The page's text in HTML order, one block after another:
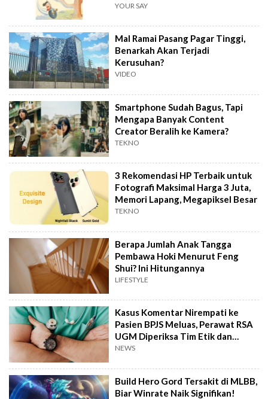
YOUR SAY
Mal Ramai Pasang Pagar Tinggi,
Benarkah Akan Terjadi
Kerusuhan?
VIDEO
Smartphone Sudah Bagus, Tapi
Mengapa Banyak Content
Creator Beralih ke Kamera?
TEKNO
3 Rekomendasi HP Terbaik untuk
Fotografi Maksimal Harga 3 Juta,
Memori Lapang, Megapiksel Besar
TEKNO
Berapa Jumlah Anak Tangga
Pembawa Hoki Menurut Feng
Shui? Ini Hitungannya
LIFESTYLE
Kasus Komentar Nirempati ke
Pasien BPJS Meluas, Perawat RSA
UGM Diperiksa Tim Etik dan
Hukum
NEWS
Build Hero Gord Tersakit di MLBB,
Biar Winrate Naik Signifikan!